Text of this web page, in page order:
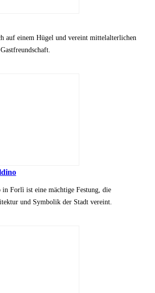
auf einem Hügel und vereint mittelalterlichen
Forlì ist eine mächtige Festung, die
und Symbolik der Stadt vereint.